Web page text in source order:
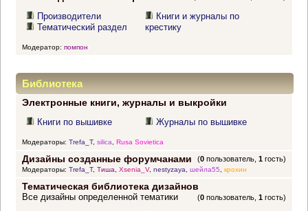
Производители
Тематический раздел
Книги и журналы по
крестику
Модератор: помпон
Библиотека
Электронные книги, журналы и выкройки
Книги по вышивке Журналы по вышивке
Модераторы: Trefa_T, silica Rusa Sovietica
Дизайны созданные форумчанами (0 пользователь,1 гость)
Модераторы: Trefa_T, Тиша, Xsenia_V, nestyzaya, шейла55, крохин
Тематическая библиотека дизайнов
(0 пользователь,1 гость)
Все дизайны определенной тематики